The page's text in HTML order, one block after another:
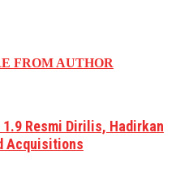
FROM AUTHOR
Resmi Dirilis, Hadirkan
Acquisitions